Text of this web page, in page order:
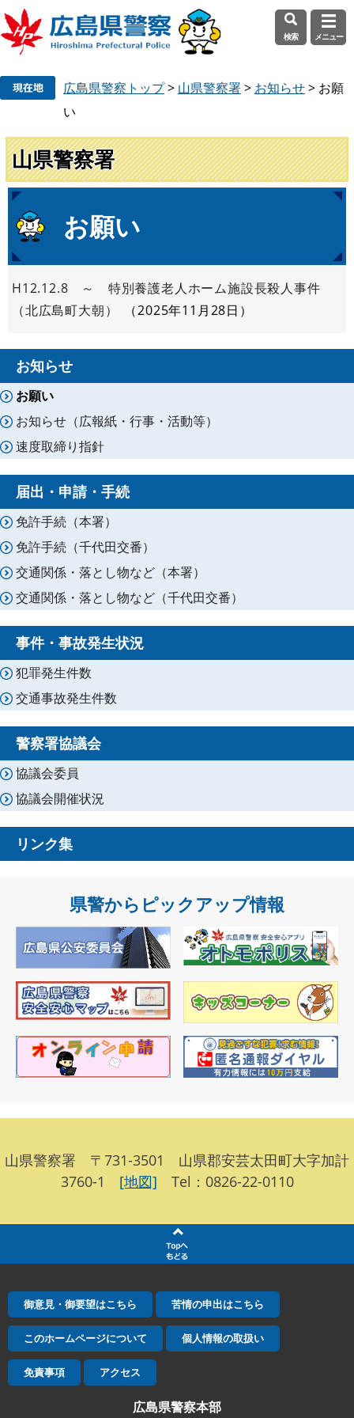
先
頭
で
す
を
飛
ば
し
文
検索 メニュー
広島県警察トップ> 山県警察署> お知らせ> お願
い
山県警察署
文
お願い
H12.12.8 ～ 特別養護老人ホーム施設長殺人事件
（北広島町大朝）
2025年11月28日
お知らせ
お願い
お知らせ（広報紙・行事・活動等）
速度取締り指針
届出・申請・手続
免許手続（本署）
免許手続（千代田交番）
交通関係・落とし物など（本署）
交通関係・落とし物など（千代田交番）
事件・事故発生状況
犯罪発生件数
交通事故発生件数
警察署協議会
協議会委員
協議会開催状況
リンク集
県警からピックアップ情報
山県警察署 〒731-3501 山県郡安芸太田町大字加計
3760-1 [地図] Tel：0826-22-0110
御意見・御要望はこちら 苦情の申出はこちら
このホームページについて 個人情報の取扱い
免責事項 アクセス
広島県警察本部